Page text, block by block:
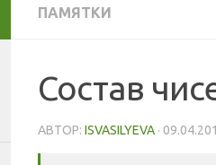
ПАМЯТКИ
Состав
АВТОР: ISVASILYEVA ·